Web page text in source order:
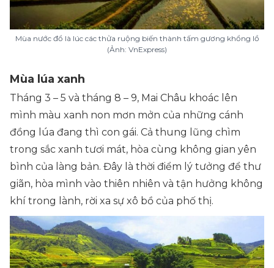
Mùa nước đổ là lúc các thửa ruộng biến thành tấm gương khổng lồ
(Ảnh: VnExpress)
Mùa lúa xanh
Tháng 3 – 5 và tháng 8 – 9, Mai Châu khoác lên
mình màu xanh non mơn mởn của những cánh
đồng lúa đang thì con gái. Cả thung lũng chìm
trong sắc xanh tươi mát, hòa cùng không gian yên
bình của làng bản. Đây là thời điểm lý tưởng để thư
giãn, hòa mình vào thiên nhiên và tận hưởng không
khí trong lành, rời xa sự xô bồ của phố thị.